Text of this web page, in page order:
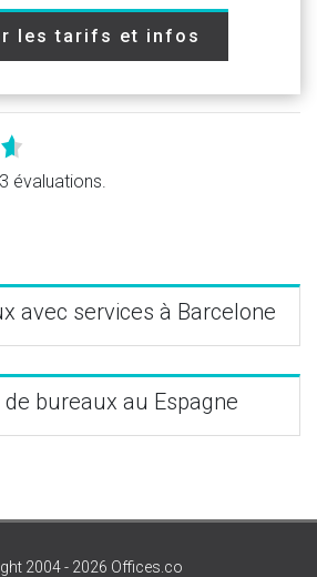
les tarifs et infos
évaluations.
avec services à Barcelone
bureaux au Espagne
2004 - 2026 Offices.co